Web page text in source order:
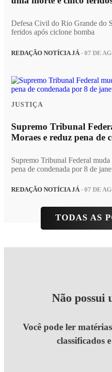
Defesa Civil do Rio Grande do
feridos após ciclone bomba
REDAÇÃO NOTÍCIA JÁ- 07 DE
JUSTIÇA
Supremo Tribunal
Moraes e reduz pena de
Supremo Tribunal Federal
pena de condenada por 8 de
REDAÇÃO NOTÍCIA JÁ- 07 DE
TODAS AS
Não possui
Você pode ler
classificados